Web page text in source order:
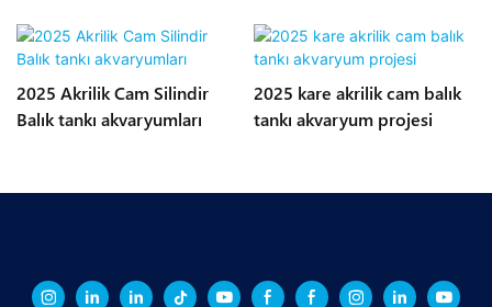
2025 Akrilik Cam Silindir
Balık tankı akvaryumları
2025 kare akrilik cam balık
tankı akvaryum projesi